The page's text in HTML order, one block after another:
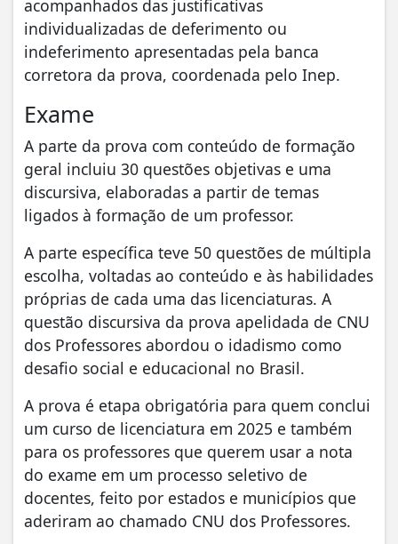
acompanhados das justificativas
individualizadas de deferimento ou
indeferimento apresentadas pela banca
corretora da prova, coordenada pelo Inep.
Exame
A parte da prova com conteúdo de formação
geral incluiu 30 questões objetivas e uma
discursiva, elaboradas a partir de temas
ligados à formação de um professor.
A parte específica teve 50 questões de múltipla
escolha, voltadas ao conteúdo e às habilidades
próprias de cada uma das licenciaturas. A
questão discursiva da prova apelidada de CNU
dos Professores abordou o idadismo como
desafio social e educacional no Brasil.
A prova é etapa obrigatória para quem conclui
um curso de licenciatura em 2025 e também
para os professores que querem usar a nota
do exame em um processo seletivo de
docentes, feito por estados e municípios que
aderiram ao chamado CNU dos Professores.